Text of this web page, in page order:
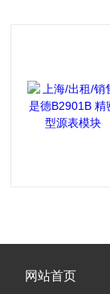
网站首页